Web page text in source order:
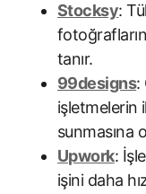
Stocksy:
tanır.
99designs:
işletmelerin
sunmasına
Upwork:
işini daha